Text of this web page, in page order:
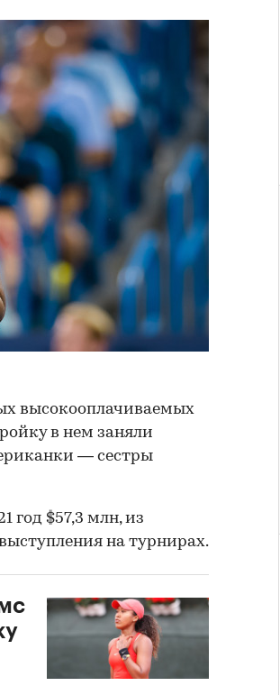
высокооплачиваемых
в нем заняли
— сестры
год $57,3 млн, из
на турнирах.